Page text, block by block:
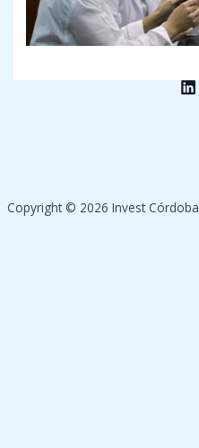
Copyright © 2026 Invest Córdoba